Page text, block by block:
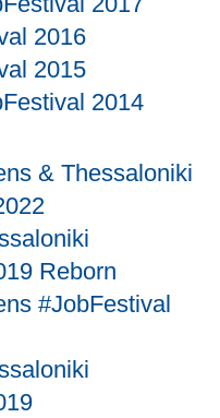
2016
2015
2014
& Thessaloniki
Reborn
#JobFestival